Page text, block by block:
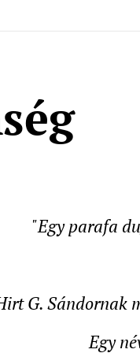
"Egy parafa
G. Sándornak
Egy